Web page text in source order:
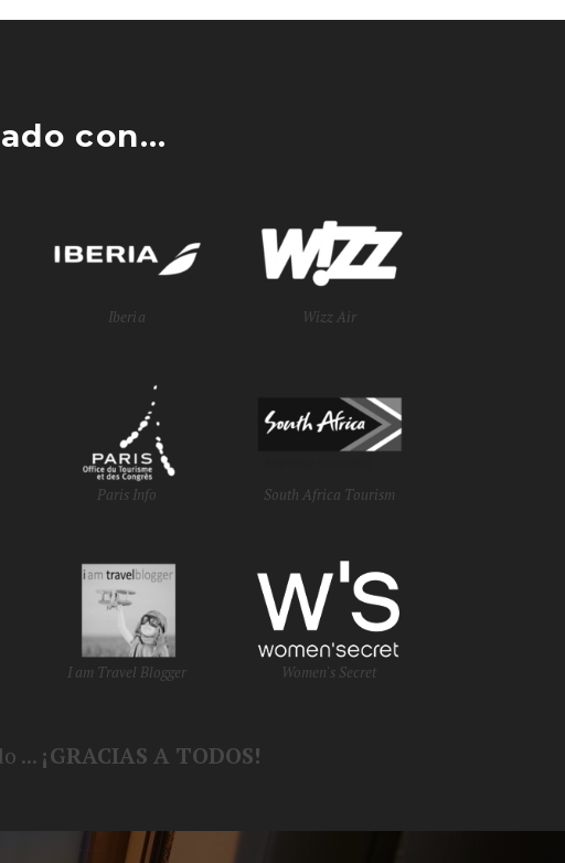
con...
Iberia Wizz Air
Paris Info South Africa Tourism
I am Travel Blogger Women's Secret
... ¡GRACIAS A TODOS!